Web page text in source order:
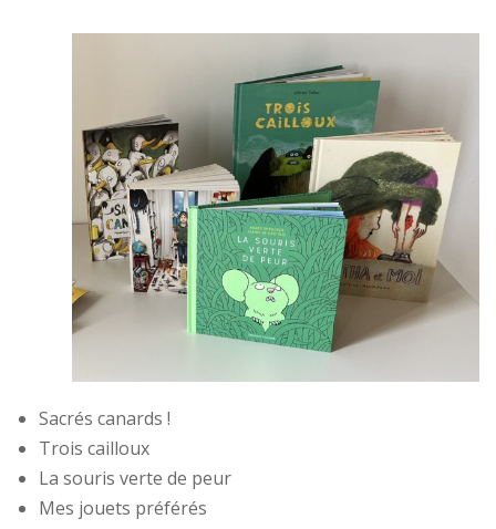
Sacrés canards !
Trois cailloux
La souris verte de peur
Mes jouets préférés